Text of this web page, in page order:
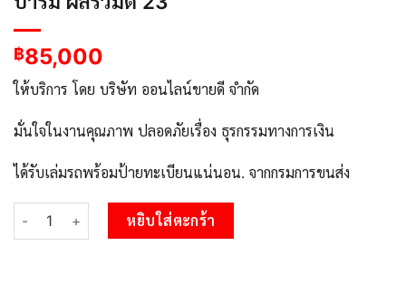
฿85,000
ให้บริการ โดย บริษัท ออนไลน์ขายดี จำกัด
มั่นใจในงานคุณภาพ ปลอดภัยเรื่อง ธุรกรรมทางการเงิน
ได้รับเล่มรถพร้อมป้ายทะเบียนแน่นอน. จากกรมการขนส่ง
จำนวน อ.ทะเบียนรถตู้ 1นฆ 6116 ทะเบียนสวย เสริมบารมี ผลรวมดี
หยิบใส่ตะกร้า